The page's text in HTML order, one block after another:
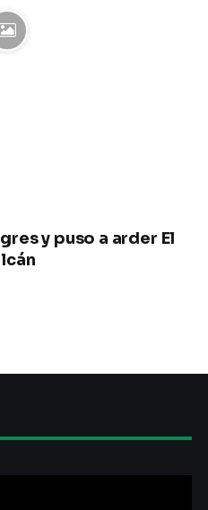
y puso a arder El